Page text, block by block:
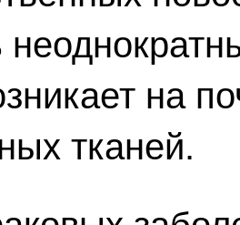
на
тканей.